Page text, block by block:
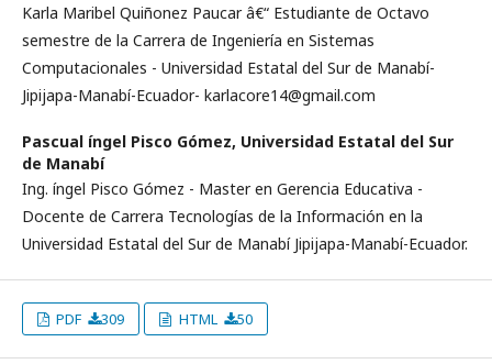
Karla Maribel Quiñonez Paucar â€“ Estudiante de Octavo
semestre de la Carrera de Ingenierí­a en Sistemas
Computacionales - Universidad Estatal del Sur de Manabí­
Jipijapa-Manabí­-Ecuador- karlacore14@gmail.com
Pascual íngel Pisco Gómez, Universidad Estatal del Sur
de Manabí­
Ing. íngel Pisco Gómez - Master en Gerencia Educativa -
Docente de Carrera Tecnologí­as de la Información en la
Universidad Estatal del Sur de Manabí­ Jipijapa-Manabí­-Ecuador.
PDF 309 HTML 50